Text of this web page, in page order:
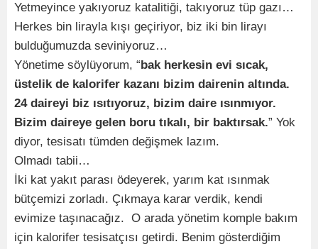
Yetmeyince yakıyoruz katalitiği, takıyoruz tüp gazı…
Herkes bin lirayla kışı geçiriyor, biz iki bin lirayı
bulduğumuzda seviniyoruz…
Yönetime söylüyorum, “bak herkesin evi sıcak,
üstelik de kalorifer kazanı bizim dairenin altında.
24 daireyi biz ısıtıyoruz, bizim daire ısınmıyor.
Bizim daireye gelen boru tıkalı, bir baktırsak.” Yok
diyor, tesisatı tümden değişmek lazım.
Olmadı tabii…
İki kat yakıt parası ödeyerek, yarım kat ısınmak
bütçemizi zorladı. Çıkmaya karar verdik, kendi
evimize taşınacağız. O arada yönetim komple bakım
için kalorifer tesisatçısı getirdi. Benim gösterdiğim